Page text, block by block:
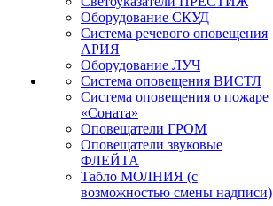
Оборудование СКУД
Система речевого оповещения
АРИЯ
Оборудование ЛУЧ
Система оповещения ВИСТЛ
Система оповещения о пожаре
«Соната»
Оповещатели ГРОМ
Оповещатели звуковые
ФЛЕЙТА
Табло МОЛНИЯ (с
возможностью смены надписи)